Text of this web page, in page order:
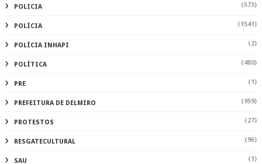
POLICIA (573)
POLÍCIA (1541)
POLÍCIA INHAPI (2)
POLÍTICA (480)
PRE (1)
PREFEITURA DE DELMIRO (959)
PROTESTOS (27)
RESGATECULTURAL (96)
SAU (1)